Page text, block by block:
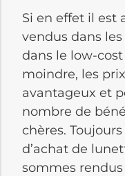
Si en effet il est
vendus dans
dans le low-
moindre, les
avantageux et
nombre de
chères.
d’achat de
sommes